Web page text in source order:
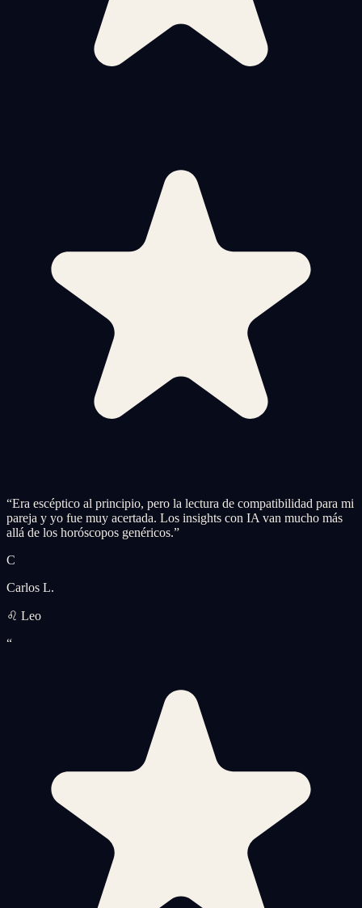
“Era escéptico al principio, pero la lectura de compatibilidad para mi
pareja y yo fue muy acertada. Los insights con IA van mucho más
allá de los horóscopos genéricos.”
C
Carlos L.
♌ Leo
“